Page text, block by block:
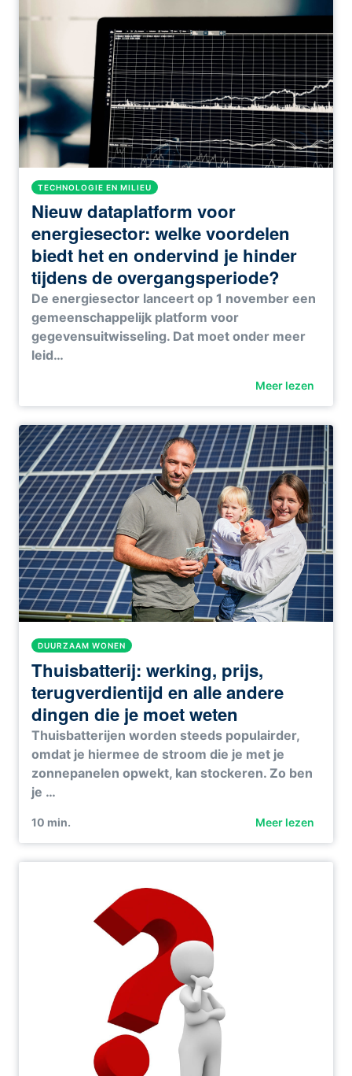
TECHNOLOGIE EN MILIEU
Nieuw dataplatform voor
energiesector: welke voordelen
biedt het en ondervind je hinder
tijdens de overgangsperiode?
De energiesector lanceert op 1 november een
gemeenschappelijk platform voor
gegevensuitwisseling. Dat moet onder meer
leid…
Meer lezen
DUURZAAM WONEN
Thuisbatterij: werking, prijs,
terugverdientijd en alle andere
dingen die je moet weten
Thuisbatterijen worden steeds populairder,
omdat je hiermee de stroom die je met je
zonnepanelen opwekt, kan stockeren. Zo ben
je …
10 min. Meer lezen